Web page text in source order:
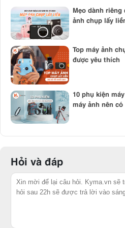
Mẹo dành
ảnh chụp lấy
Top máy ảnh
được yêu thích
10 phụ kiện
máy ảnh nên có
Hỏi và đáp